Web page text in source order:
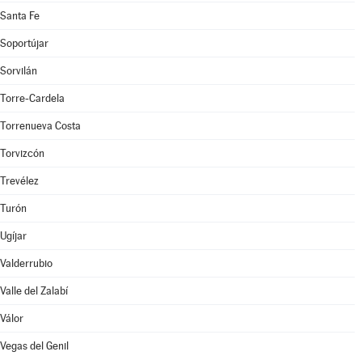
Santa Fe
Soportújar
Sorvilán
Torre-Cardela
Torrenueva Costa
Torvizcón
Trevélez
Turón
Ugíjar
Valderrubio
Valle del Zalabí
Válor
Vegas del Genil